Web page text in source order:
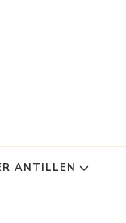
ANTILLEN